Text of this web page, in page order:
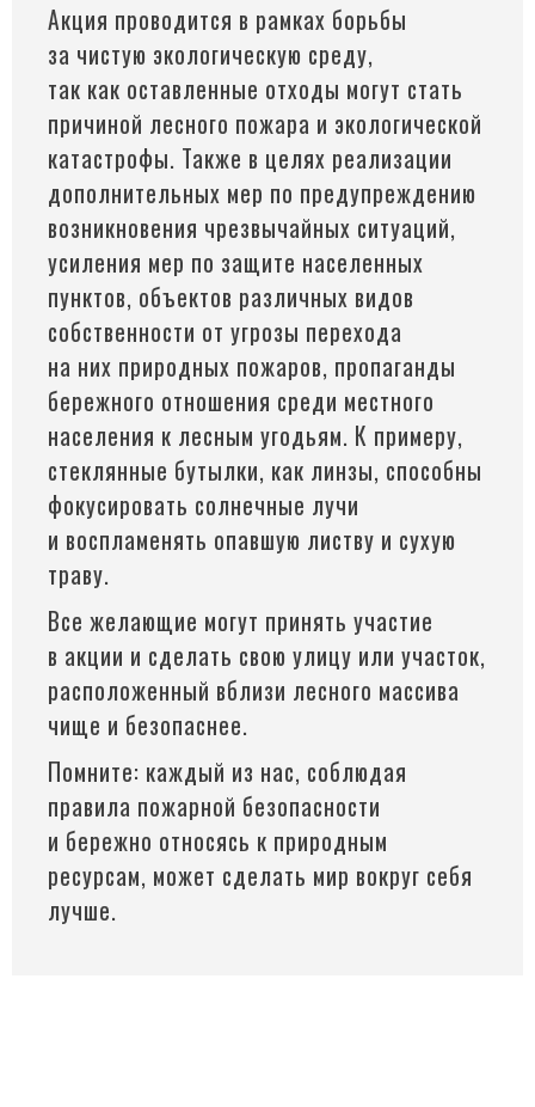
Акция проводится в рамках борьбы
за чистую экологическую среду,
так как оставленные отходы могут стать
причиной лесного пожара и экологической
катастрофы. Также в целях реализации
дополнительных мер по предупреждению
возникновения чрезвычайных ситуаций,
усиления мер по защите населенных
пунктов, объектов различных видов
собственности от угрозы перехода
на них природных пожаров, пропаганды
бережного отношения среди местного
населения к лесным угодьям. К примеру,
стеклянные бутылки, как линзы, способны
фокусировать солнечные лучи
и воспламенять опавшую листву и сухую
траву.
Все желающие могут принять участие
в акции и сделать свою улицу или участок,
расположенный вблизи лесного массива
чище и безопаснее.
Помните: каждый из нас, соблюдая
правила пожарной безопасности
и бережно относясь к природным
ресурсам, может сделать мир вокруг себя
лучше.